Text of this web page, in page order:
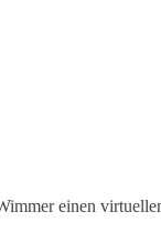
einen